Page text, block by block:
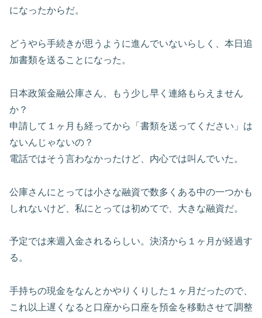
になったからだ。
どうやら手続きが思うように進んでいないらしく、本日追
加書類を送ることになった。
日本政策金融公庫さん、もう少し早く連絡もらえません
か？
申請して１ヶ月も経ってから「書類を送ってください」は
ないんじゃないの？
電話ではそう言わなかったけど、内心では叫んでいた。
公庫さんにとっては小さな融資で数多くある中の一つかも
しれないけど、私にとっては初めてで、大きな融資だ。
予定では来週入金されるらしい。決済から１ヶ月が経過す
る。
手持ちの現金をなんとかやりくりした１ヶ月だったので、
これ以上遅くなると口座から口座を預金を移動させて調整